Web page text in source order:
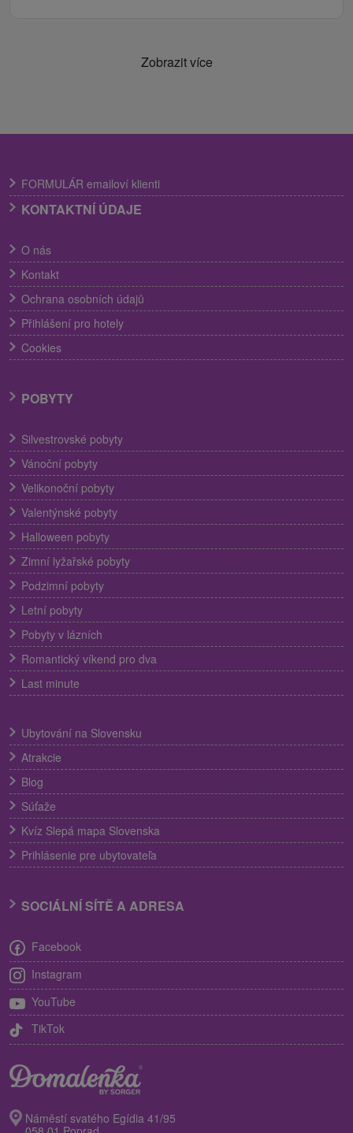
Zobrazit více
FORMULÁR emailoví klienti
KONTAKTNÍ ÚDAJE
O nás
Kontakt
Ochrana osobních údajů
Přihlášení pro hotely
Cookies
POBYTY
Silvestrovské pobyty
Vánoční pobyty
Velikonoční pobyty
Valentýnské pobyty
Halloween pobyty
Zimní lyžařské pobyty
Podzimní pobyty
Letní pobyty
Pobyty v lázních
Romantický víkend pro dva
Last minute
Ubytování na Slovensku
Atrakcie
Blog
Súťaže
Kvíz Slepá mapa Slovenska
Prihlásenie pre ubytovateľa
SOCIÁLNÍ SÍTĚ A ADRESA
Facebook
Instagram
YouTube
TikTok
Náměstí svatého Egídia 41/95